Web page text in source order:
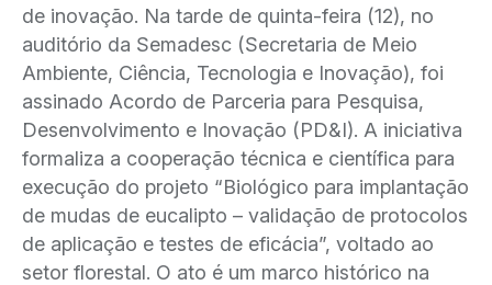
de inovação. Na tarde de quinta-feira (12), no
auditório da Semadesc (Secretaria de Meio
Ambiente, Ciência, Tecnologia e Inovação), foi
assinado Acordo de Parceria para Pesquisa,
Desenvolvimento e Inovação (PD&I). A iniciativa
formaliza a cooperação técnica e científica para
execução do projeto “Biológico para implantação
de mudas de eucalipto – validação de protocolos
de aplicação e testes de eficácia”, voltado ao
setor florestal. O ato é um marco histórico na